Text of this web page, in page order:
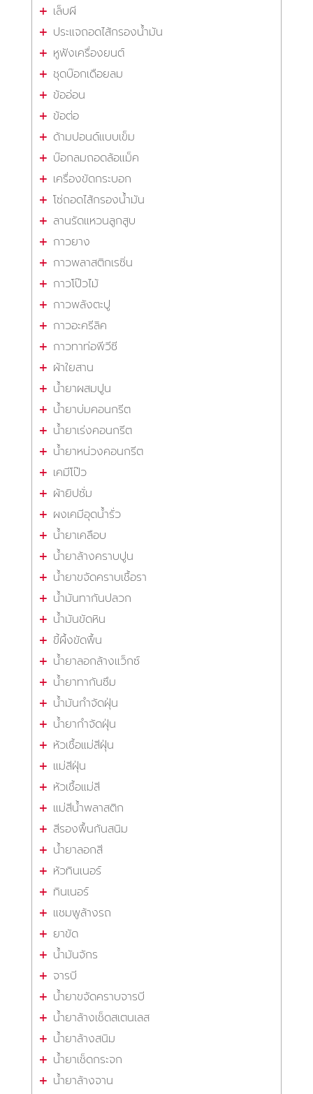
เล็บผี
ประแจถอดไส้กรองน้ำมัน
หูฟังเครื่องยนต์
ชุดบ๊อกเดือยลม
ข้ออ่อน
ข้อต่อ
ด้ามปอนด์แบบเข็ม
บ๊อกลมถอดล้อแม็ค
เครื่องขัดกระบอก
โซ่ถอดไส้กรองน้ำมัน
ลานรัดแหวนลูกสูบ
กาวยาง
กาวพลาสติกเรซิ่น
กาวโป๊วไม้
กาวพลังตะปู
กาวอะครีลิค
กาวทาท่อพีวีซี
ผ้าใยสาน
น้ำยาผสมปูน
น้ำยาบ่มคอนกรีต
น้ำยาเร่งคอนกรีต
น้ำยาหน่วงคอนกรีต
เคมีโป๊ว
ผ้ายิปซั่ม
ผงเคมีอุดน้ำรั่ว
น้ำยาเคลือบ
น้ำยาล้างคราบปูน
น้ำยาขจัดคราบเชื้อรา
น้ำมันทากันปลวก
น้ำมันขัดหิน
ขี้ผึ้งขัดพื้น
น้ำยาลอกล้างแว็กซ์
น้ำยาทากันซึม
น้ำมันกำจัดฝุ่น
น้ำยากำจัดฝุ่น
หัวเชื้อแม่สีฝุ่น
แม่สีฝุ่น
หัวเชื้อแม่สี
แม่สีน้ำพลาสติก
สีรองพื้นกันสนิม
น้ำยาลอกสี
หัวทินเนอร์
ทินเนอร์
แชมพูล้างรถ
ยาขัด
น้ำมันจักร
จารบี
น้ำยาขจัดคราบจารบี
น้ำยาล้างเช็ดสเตนเลส
น้ำยาล้างสนิม
น้ำยาเช็ดกระจก
น้ำยาล้างจาน